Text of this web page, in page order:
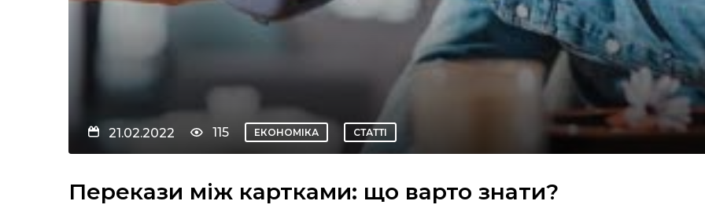
21.02.2022 115 ЕКОНОМІКА СТАТТІ
Перекази між картками: що варто знати?